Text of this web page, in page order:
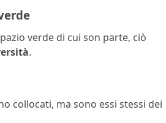
verde di cui son parte, ciò
.
collocati, ma sono essi stessi dei